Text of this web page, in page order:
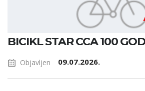
BICIKL STAR CCA 100
Objavljen 09.07.2026.